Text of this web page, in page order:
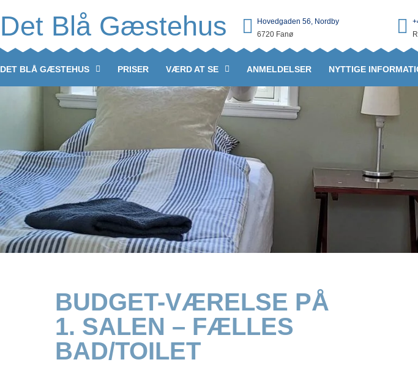
Det Blå Gæstehus
Hovedgaden 56, Nordby
6720 Fanø
DET BLÅ GÆSTEHUS PRISER VÆRD AT SE ANMELDELSER NYTTIGE
BUDGET-VÆRELSE PÅ 1. SALEN
BUDGET-VÆRELSE PÅ
1. SALEN – FÆLLES
BAD/TOILET